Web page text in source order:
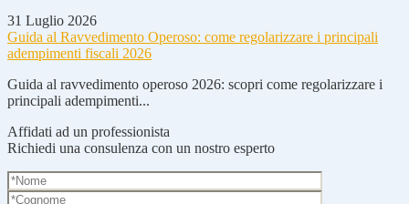
31 Luglio 2026
Guida al Ravvedimento Operoso: come regolarizzare i principali
adempimenti fiscali 2026
Guida al ravvedimento operoso 2026: scopri come regolarizzare i
principali adempimenti...
Affidati ad un professionista
Richiedi una consulenza con un nostro esperto